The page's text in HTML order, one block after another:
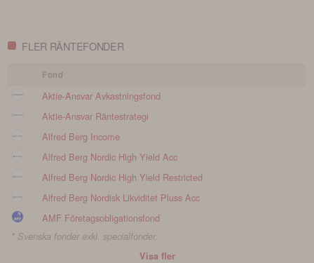
FLER RÄNTEFONDER
Fond
Aktie-Ansvar Avkastningsfond
Aktie-Ansvar Räntestrategi
Alfred Berg Income
Alfred Berg Nordic High Yield Acc
Alfred Berg Nordic High Yield Restricted
Alfred Berg Nordisk Likviditet Pluss Acc
AMF Företagsobligationsfond
* Svenska fonder exkl. specialfonder.
Visa fler